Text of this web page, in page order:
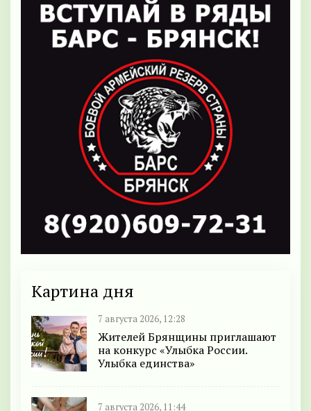
Картина дня
7 августа 2026, 12:28
Жителей Брянщины приглашают
на конкурс «Улыбка России.
Улыбка единства»
7 августа 2026, 11:44